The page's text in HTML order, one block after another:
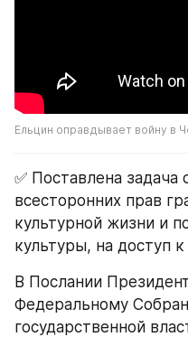
Ельцин оправдывает войну в
✅ Поставлена задача
всесторонних прав
культурной жизни и
культуры, на доступ
В Послании
Федеральному
государственной